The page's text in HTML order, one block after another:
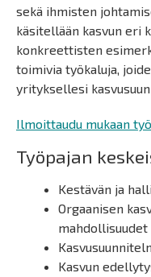
sekä ihmisten
käsitellään kasvun eri
konkreettisten
toimivia työkaluja,
yrityksellesi
Ilmoittaudu mukaan
Työpajan
Kestävän ja
Orgaanisen
mahdollisuudet
Kasvun